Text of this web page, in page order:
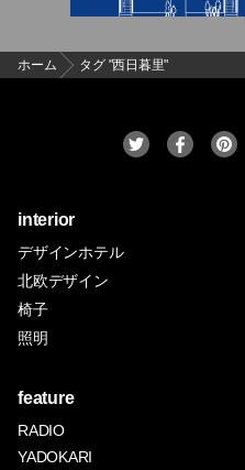
ホーム タグ "西日暮里"
interior
デザインホテル
北欧デザイン
椅子
照明
feature
RADIO
YADOKARI